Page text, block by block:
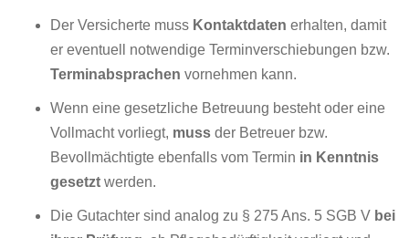
Der Versicherte muss Kontaktdaten erhalten, damit
er eventuell notwendige Terminverschiebungen bzw.
Terminabsprachen vornehmen kann.
Wenn eine gesetzliche Betreuung besteht oder eine
Vollmacht vorliegt, muss der Betreuer bzw.
Bevollmächtigte ebenfalls vom Termin in Kenntnis
gesetzt werden.
Die Gutachter sind analog zu § 275 Ans. 5 SGB V bei